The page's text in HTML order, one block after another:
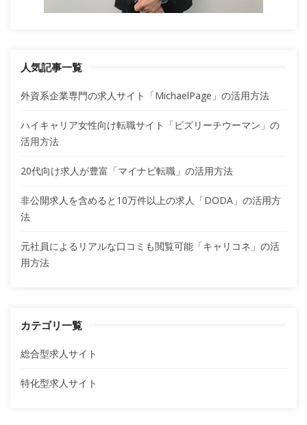
人気記事一覧
外資系企業専門の求人サイト「MichaelPage」の活用方法
ハイキャリア女性向け転職サイト「ビズリーチウーマン」の
活用方法
20代向け求人が豊富「マイナビ転職」の活用方法
非公開求人を含めると10万件以上の求人「DODA」の活用方
法
元社員によるリアルな口コミも閲覧可能「キャリコネ」の活
用方法
カテゴリ一覧
総合型求人サイト
特化型求人サイト